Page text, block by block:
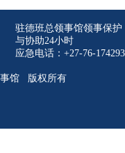
驻德班总领事馆领事保护
与协助24小时
应急电话：+27-76-
事馆 版权所有